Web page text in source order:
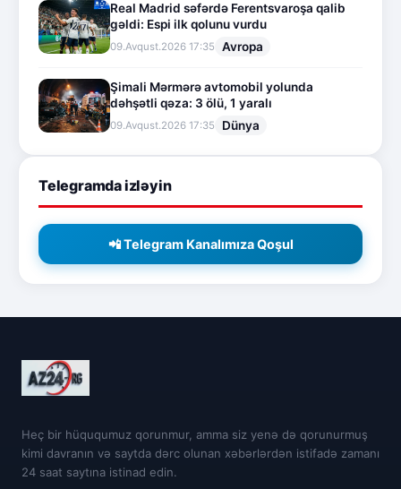
Real Madrid səfərdə Ferentsvaroşa qalib
gəldi: Espi ilk qolunu vurdu
09.Avqust.2026 17:35 Avropa
Şimali Mərmərə avtomobil yolunda
dəhşətli qəza: 3 ölü, 1 yaralı
09.Avqust.2026 17:35 Dünya
Telegramda izləyin
📲 Telegram Kanalımıza Qoşul
Heç bir hüququmuz qorunmur, amma siz yenə də qorunurmuş
kimi davranın və saytda dərc olunan xəbərlərdən istifadə zamanı
24 saat saytına istinad edin.